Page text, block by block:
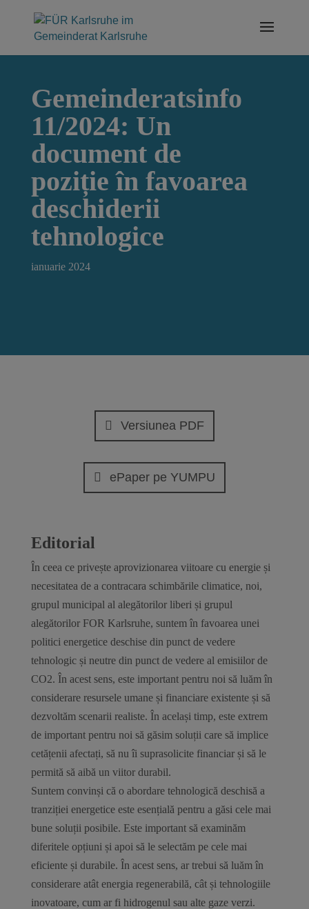
content
Gemeinderatsinfo
11/2024: Un
document de
poziție în favoarea
deschiderii
tehnologice
ianuarie 2024
Versiunea PDF
ePaper pe YUMPU
Editorial
În ceea ce privește aprovizionarea viitoare cu energie și
necesitatea de a contracara schimbările climatice, noi,
grupul municipal al alegătorilor liberi și grupul
alegătorilor FOR Karlsruhe, suntem în favoarea unei
politici energetice deschise din punct de vedere
tehnologic și neutre din punct de vedere al emisiilor de
CO2. În acest sens, este important pentru noi să luăm în
considerare resursele umane și financiare existente și să
dezvoltăm scenarii realiste. În același timp, este extrem
de important pentru noi să găsim soluții care să implice
cetățenii afectați, să nu îi suprasolicite financiar și să le
permită să aibă un viitor durabil.
Suntem convinși că o abordare tehnologică deschisă a
tranziției energetice este esențială pentru a găsi cele mai
bune soluții posibile. Este important să examinăm
diferitele opțiuni și apoi să le selectăm pe cele mai
eficiente și durabile. În acest sens, ar trebui să luăm în
considerare atât energia regenerabilă, cât și tehnologiile
inovatoare, cum ar fi hidrogenul sau alte gaze verzi.